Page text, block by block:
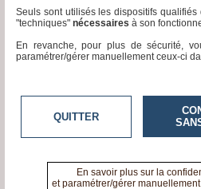
tvlocale.fr
Contactez-nous
A propos de tvlocale.fr
Seuls sont utilisés les dispositifs qualifiés
"techniques" nécessaires à son
En revanche, pour plus de sécurité,
paramétrer/gérer manuellement ceux-ci
QUITTER
En savoir plus sur la
et paramétrer/gérer